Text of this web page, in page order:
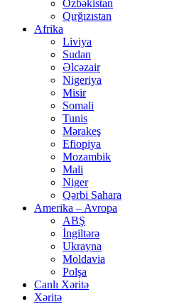
Özbəkistan
Qırğızıstan
Afrika
Liviya
Sudan
Əlcəzair
Nigeriya
Misir
Somali
Tunis
Mərakeş
Efiopiya
Mozambik
Mali
Niger
Qərbi Sahara
Amerika – Avropa
ABŞ
İngiltərə
Ukrayna
Moldavia
Polşa
Canlı Xəritə
Xəritə